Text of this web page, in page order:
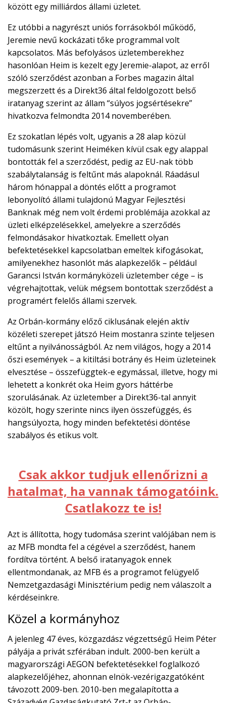
között egy milliárdos állami üzletet.
Ez utóbbi a nagyrészt uniós forrásokból működő,
Jeremie nevű kockázati tőke programmal volt
kapcsolatos. Más befolyásos üzletemberekhez
hasonlóan Heim is kezelt egy Jeremie-alapot, az erről
szóló szerződést azonban a Forbes magazin által
megszerzett és a Direkt36 által feldolgozott belső
iratanyag szerint az állam “súlyos jogsértésekre”
hivatkozva felmondta 2014 novemberében.
Ez szokatlan lépés volt, ugyanis a 28 alap közül
tudomásunk szerint Heiméken kívül csak egy alappal
bontották fel a szerződést, pedig az EU-nak több
szabálytalanság is feltűnt más alapoknál. Ráadásul
három hónappal a döntés előtt a programot
lebonyolító állami tulajdonú Magyar Fejlesztési
Banknak még nem volt érdemi problémája azokkal az
üzleti elképzelésekkel, amelyekre a szerződés
felmondásakor hivatkoztak. Emellett olyan
befektetésekkel kapcsolatban emeltek kifogásokat,
amilyenekhez hasonlót más alapkezelők – például
Garancsi István kormányközeli üzletember cége – is
végrehajtottak, velük mégsem bontottak szerződést a
programért felelős állami szervek.
Az Orbán-kormány előző ciklusának elején aktív
közéleti szerepet játszó Heim mostanra szinte teljesen
eltűnt a nyilvánosságból. Az nem világos, hogy a 2014
őszi események – a kitiltási botrány és Heim üzleteinek
elvesztése – összefüggtek-e egymással, illetve, hogy mi
lehetett a konkrét oka Heim gyors háttérbe
szorulásának. Az üzletember a Direkt36-tal annyit
közölt, hogy szerinte nincs ilyen összefüggés, és
hangsúlyozta, hogy minden befektetési döntése
szabályos és etikus volt.
Csak akkor tudjuk ellenőrizni a
hatalmat, ha vannak támogatóink.
Csatlakozz te is!
Azt is állította, hogy tudomása szerint valójában nem is
az MFB mondta fel a cégével a szerződést, hanem
fordítva történt. A belső iratanyagok ennek
ellentmondanak, az MFB és a programot felügyelő
Nemzetgazdasági Minisztérium pedig nem válaszolt a
kérdéseinkre.
Közel a kormányhoz
A jelenleg 47 éves, közgazdász végzettségű Heim Péter
pályája a privát szférában indult. 2000-ben került a
magyarországi AEGON befektetésekkel foglalkozó
alapkezelőjéhez, ahonnan elnök-vezérigazgatóként
távozott 2009-ben. 2010-ben megalapította a